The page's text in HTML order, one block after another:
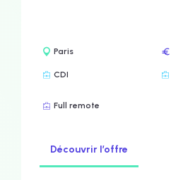
Paris
CDI
Full remote
Découvrir l’offre